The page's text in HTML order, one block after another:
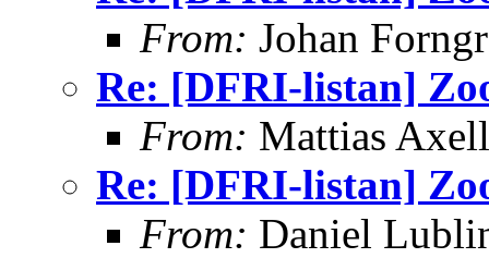
From: Johan
Re: [DFRI-listan]
From: Mattias Axell
Re: [DFRI-listan]
From: Daniel